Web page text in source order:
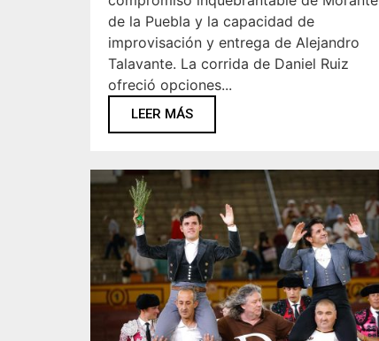
de la Puebla y la capacidad de
improvisación y entrega de Alejandro
Talavante. La corrida de Daniel Ruiz
ofreció opciones...
LEER MÁS